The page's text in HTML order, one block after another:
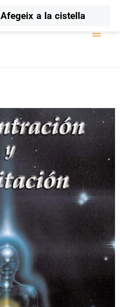
Afegeix a la cistella